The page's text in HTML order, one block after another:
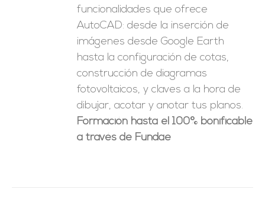
funcionalidades que ofrece
AutoCAD: desde la inserción de
imágenes desde Google Earth
hasta la configuración de cotas,
construcción de diagramas
fotovoltaicos, y claves a la hora de
dibujar, acotar y anotar tus planos.
Formación hasta el 100% bonificable
a través de Fundae